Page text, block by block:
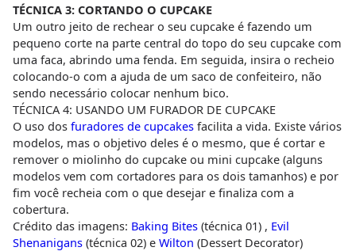
TÉCNICA 3: CORTANDO O CUPCAKE
Um outro jeito de rechear o seu cupcake é fazendo um
pequeno corte na parte central do topo do seu cupcake com
uma faca, abrindo uma fenda. Em seguida, insira o recheio
colocando-o com a ajuda de um saco de confeiteiro, não
sendo necessário colocar nenhum bico.
TÉCNICA 4: USANDO UM FURADOR DE CUPCAKE
O uso dos furadores de cupcakesfacilita a vida. Existe vários
modelos, mas o objetivo deles é o mesmo, que é cortar e
remover o miolinho do cupcake ou mini cupcake (alguns
modelos vem com cortadores para os dois tamanhos) e por
fim você recheia com o que desejar e finaliza com a
cobertura.
Crédito das imagens: Baking Bites(técnica 01) , Evil
Shenanigans(técnica 02) e Wilton (Dessert Decorator)